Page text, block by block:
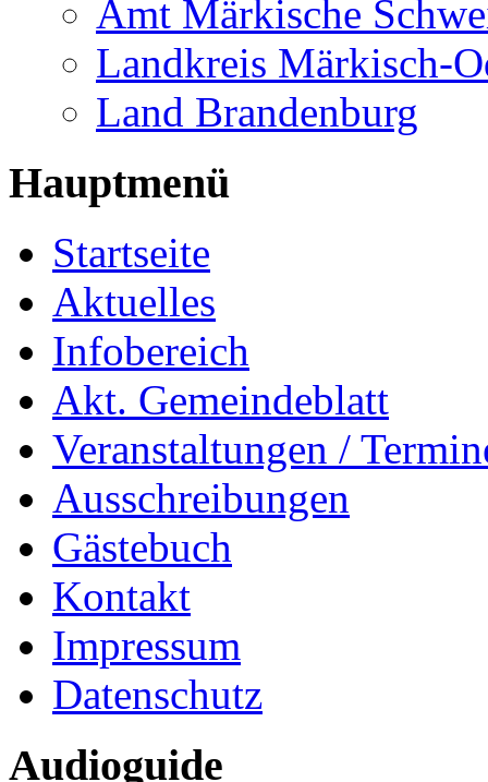
Amt Märkische
Landkreis Märkisch-
Land Brandenburg
Hauptmenü
Startseite
Aktuelles
Infobereich
Akt. Gemeindeblatt
Veranstaltungen /
Ausschreibungen
Gästebuch
Kontakt
Impressum
Datenschutz
Audioguide